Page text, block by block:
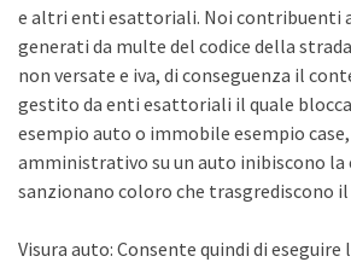
e altri enti esattoriali. Noi contribuenti
generati da multe del codice della
non versate e iva, di conseguenza il
gestito da enti esattoriali il quale
esempio auto o immobile esempio
amministrativo su un auto inibiscono la
sanzionano coloro che trasgrediscono il
Visura auto: Consente quindi di